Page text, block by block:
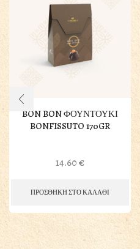
BON BON ΦΟΥΝΤΟΥΚΙ
BONFISSUTO 170GR
14.60€
ΠΡΟΣΘΗΚΗ ΣΤΟ ΚΑΛΑΘΙ